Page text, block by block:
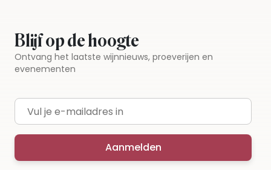
Blijf op de hoogte
Ontvang het laatste wijnnieuws, proeverijen en
evenementen
E-mailadres
Aanmelden